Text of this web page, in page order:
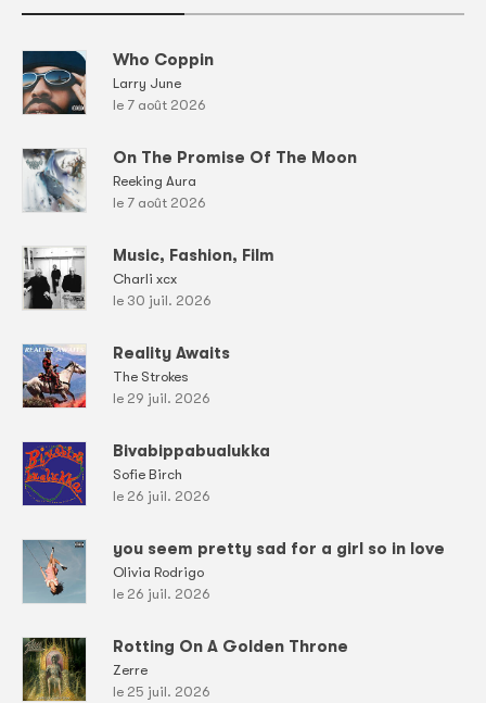
Who Coppin
Larry June
le 7 août 2026
On The Promise Of The Moon
Reeking Aura
le 7 août 2026
Music, Fashion, Film
Charli xcx
le 30 juil. 2026
Reality Awaits
The Strokes
le 29 juil. 2026
Bivabippabualukka
Sofie Birch
le 26 juil. 2026
you seem pretty sad for a girl so in love
Olivia Rodrigo
le 26 juil. 2026
Rotting On A Golden Throne
Zerre
le 25 juil. 2026